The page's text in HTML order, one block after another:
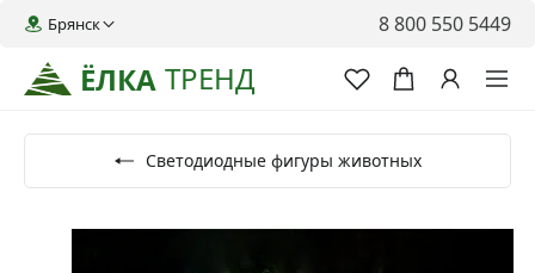
ЁЛКА ТРЕНД
Брянск 8 800 550 5449
Светодиодные фигуры животных